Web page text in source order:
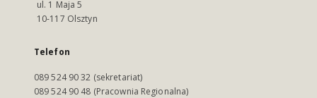
ul. 1 Maja 5
10-117 Olsztyn
Telefon
089 524 90 32 (sekretariat)
089 524 90 48 (Pracownia Regionalna)